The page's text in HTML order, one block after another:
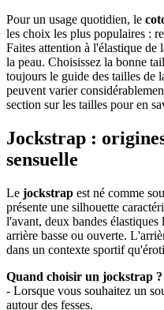
Pour un usage quotidien, le
les choix les plus populaires :
Faites attention à l'élastique
la peau. Choisissez la bonne
toujours le guide des tailles de
peuvent varier
section sur les tailles pour en
Jockstrap :
sensuelle
Le jockstrap est né comme
présente une silhouette
l'avant, deux bandes élastiques
arrière basse ou ouverte.
dans un contexte sportif
Quand choisir un jockstrap ?
- Lorsque vous souhaitez un
autour des fesses.